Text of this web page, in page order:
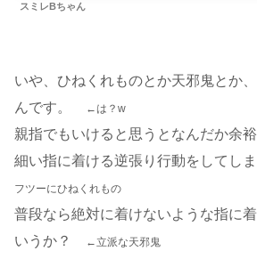
スミレBちゃん
いや、ひねくれものとか天邪鬼とか
んです。
←は？w
親指でもいけると思うとなんだか余
細い指に着ける逆張り行動をしてし
フツーにひねくれもの
普段なら絶対に着けないような指に
いうか？
←立派な天邪鬼